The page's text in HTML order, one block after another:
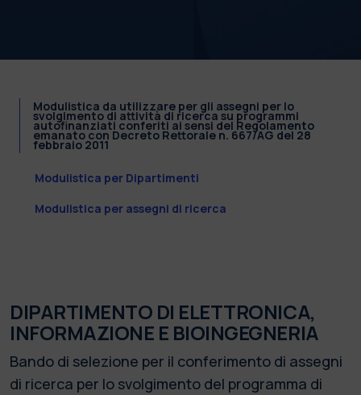
Modulistica da utilizzare per gli assegni per lo
svolgimento di attività di ricerca su programmi
autofinanziati conferiti ai sensi del Regolamento
emanato con Decreto Rettorale n. 667/AG del 28
febbraio 2011
Modulistica per Dipartimenti
Modulistica per assegni di ricerca
DIPARTIMENTO DI ELETTRONICA,
INFORMAZIONE E BIOINGEGNERIA
Bando di selezione per il conferimento di assegni
di ricerca per lo svolgimento del programma di